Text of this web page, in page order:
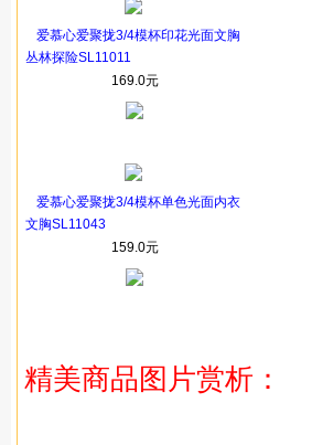
爱慕心爱聚拢3/4模杯印花光面文胸
丛林探险SL11011
169.0元
爱慕心爱聚拢3/4模杯单色光面内衣
文胸SL11043
159.0元
精美商品图片赏析：